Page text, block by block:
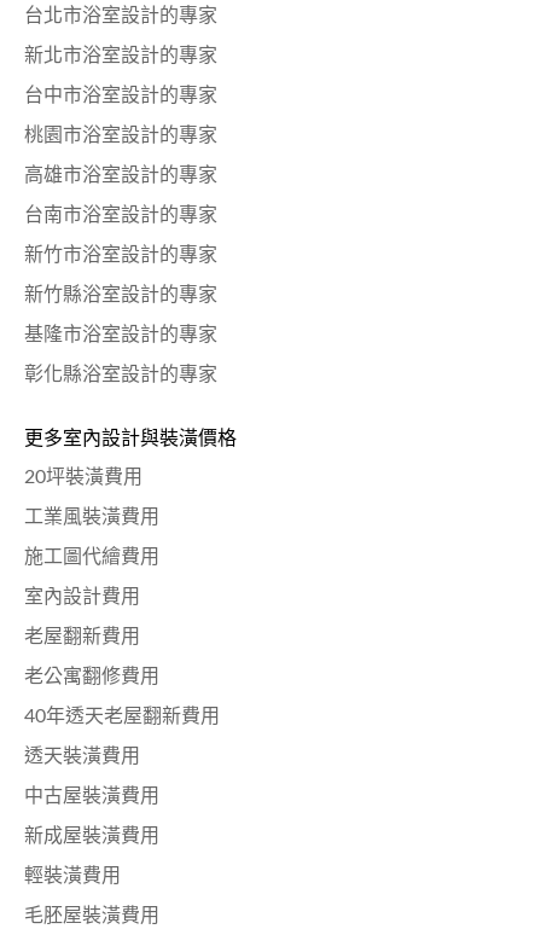
台北市浴室設計的專家
新北市浴室設計的專家
台中市浴室設計的專家
桃園市浴室設計的專家
高雄市浴室設計的專家
台南市浴室設計的專家
新竹市浴室設計的專家
新竹縣浴室設計的專家
基隆市浴室設計的專家
彰化縣浴室設計的專家
更多室內設計與裝潢價格
20坪裝潢費用
工業風裝潢費用
施工圖代繪費用
室內設計費用
老屋翻新費用
老公寓翻修費用
40年透天老屋翻新費用
透天裝潢費用
中古屋裝潢費用
新成屋裝潢費用
輕裝潢費用
毛胚屋裝潢費用